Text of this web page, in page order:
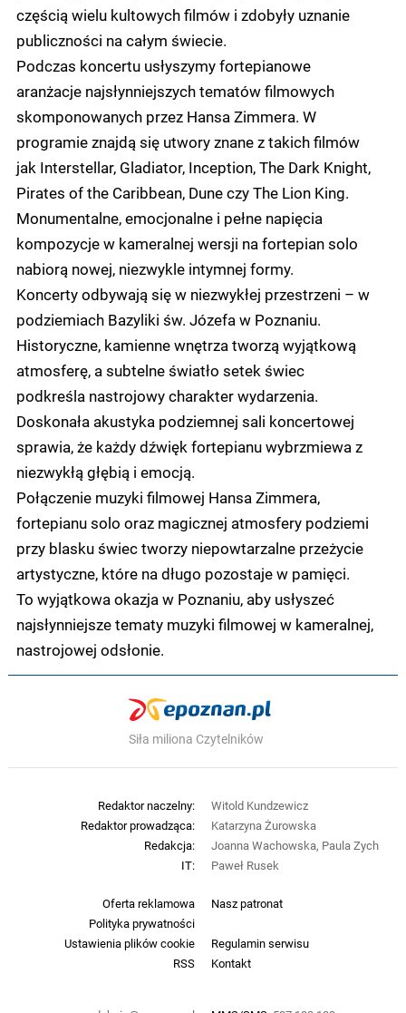
częścią wielu kultowych filmów i zdobyły uznanie
publiczności na całym świecie.
Podczas koncertu usłyszymy fortepianowe
aranżacje najsłynniejszych tematów filmowych
skomponowanych przez Hansa Zimmera. W
programie znajdą się utwory znane z takich filmów
jak Interstellar, Gladiator, Inception, The Dark Knight,
Pirates of the Caribbean, Dune czy The Lion King.
Monumentalne, emocjonalne i pełne napięcia
kompozycje w kameralnej wersji na fortepian solo
nabiorą nowej, niezwykle intymnej formy.
Koncerty odbywają się w niezwykłej przestrzeni – w
podziemiach Bazyliki św. Józefa w Poznaniu.
Historyczne, kamienne wnętrza tworzą wyjątkową
atmosferę, a subtelne światło setek świec
podkreśla nastrojowy charakter wydarzenia.
Doskonała akustyka podziemnej sali koncertowej
sprawia, że każdy dźwięk fortepianu wybrzmiewa z
niezwykłą głębią i emocją.
Połączenie muzyki filmowej Hansa Zimmera,
fortepianu solo oraz magicznej atmosfery podziemi
przy blasku świec tworzy niepowtarzalne przeżycie
artystyczne, które na długo pozostaje w pamięci.
To wyjątkowa okazja w Poznaniu, aby usłyszeć
najsłynniejsze tematy muzyki filmowej w kameralnej,
nastrojowej odsłonie.
Siła miliona Czytelników
Oferta reklamowa
Nasz patronat
Polityka prywatności
Ustawienia plików cookie
Regulamin serwisu
RSS
Kontakt
Redaktor naczelny:
Witold Kundzewicz
Redaktor prowadząca:
Katarzyna Żurowska
Redakcja:
Joanna Wachowska, Paula Zych
IT:
Paweł Rusek